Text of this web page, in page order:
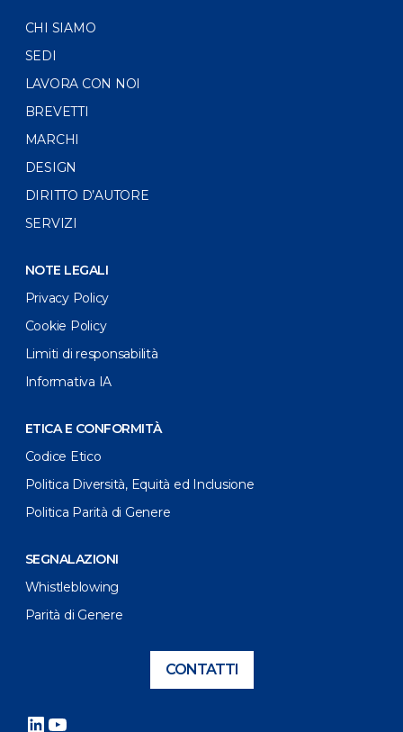
CHI SIAMO
SEDI
LAVORA CON NOI
BREVETTI
MARCHI
DESIGN
DIRITTO D’AUTORE
SERVIZI
NOTE LEGALI
Privacy Policy
Cookie Policy
Limiti di responsabilità
Informativa IA
ETICA E CONFORMITÀ
Codice Etico
Politica Diversità, Equità ed Inclusione
Politica Parità di Genere
SEGNALAZIONI
Whistleblowing
Parità di Genere
CONTATTI
LinkedIn
YouTube